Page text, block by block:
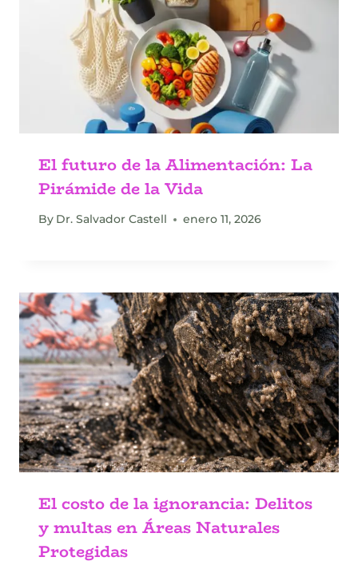
El futuro de la Alimentación: La
Pirámide de la Vida
By Dr. Salvador Castell enero 11, 2026
El costo de la ignorancia: Delitos
y multas en Áreas Naturales
Protegidas